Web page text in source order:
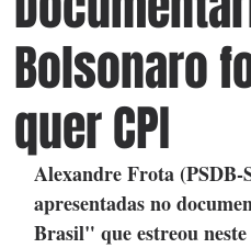
Bolsonaro
quer CPI
Alexandre Frota (PSDB-
apresentadas no
Brasil" que estreou